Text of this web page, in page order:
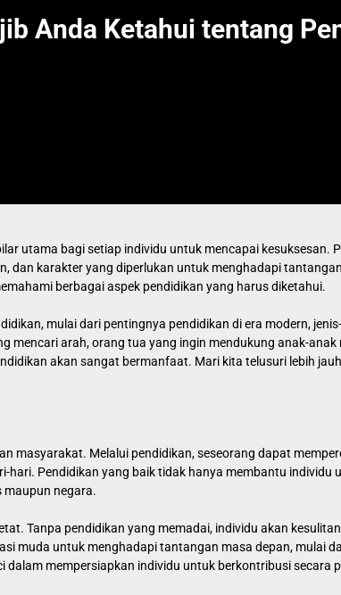
Anda Ketahui tentang
utama bagi setiap individu untuk mencapai kesuksesan.
dan karakter yang diperlukan untuk menghadapi
berbagai aspek pendidikan yang harus diketahui.
mulai dari pentingnya pendidikan di era modern,
mencari arah, orang tua yang ingin mendukung anak-
akan sangat bermanfaat. Mari kita telusuri lebih
masyarakat. Melalui pendidikan, seseorang dapat
Pendidikan yang baik tidak hanya membantu individu
maupun negara.
Tanpa pendidikan yang memadai, individu akan
muda untuk menghadapi tantangan masa depan, mulai
dalam mempersiapkan individu untuk berkontribusi secara